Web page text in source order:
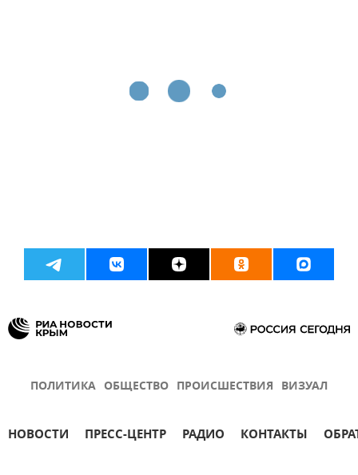
ПОЛИТИКА ОБЩЕСТВО ПРОИСШЕСТВИЯ ВИЗУАЛ
НОВОСТИ ПРЕСС-ЦЕНТР РАДИО КОНТАКТЫ